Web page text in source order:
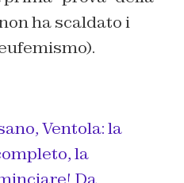
ha scaldato i
Ventola: la
la